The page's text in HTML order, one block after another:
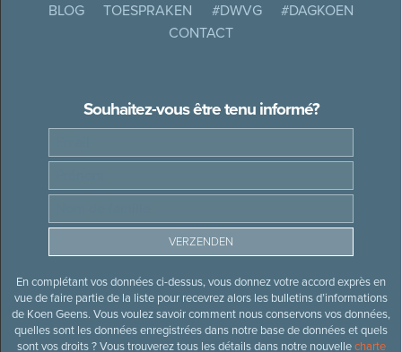
BLOG
TOESPRAKEN #DWVG
#DAGKOEN
CONTACT
Souhaitez-vous être tenu informé?
En complétant vos données ci-dessus, vous donnez votre accord exprès en
vue de faire partie de la liste pour recevrez alors les bulletins d’informations
de Koen Geens. Vous voulez savoir comment nous conservons vos données,
quelles sont les données enregistrées dans notre base de données et quels
sont vos droits ? Vous trouverez tous les détails dans notre nouvellecharte